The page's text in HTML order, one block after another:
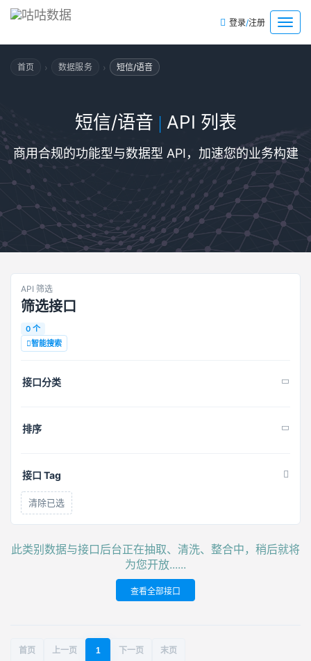
菜
单
登录/注册
首页 › 数据服务 › 短信/语音
短信/语音 | API 列表
商用合规的功能型与数据型 API，加速您的业务构建
API 筛选
筛选接口
0 个
智能搜索
接口分类
排序
接口 Tag
清除已选
此类别数据与接口后台正在抽取、清洗、整合中，稍后就将
为您开放......
查看全部接口
首页 上一页 1 下一页 末页